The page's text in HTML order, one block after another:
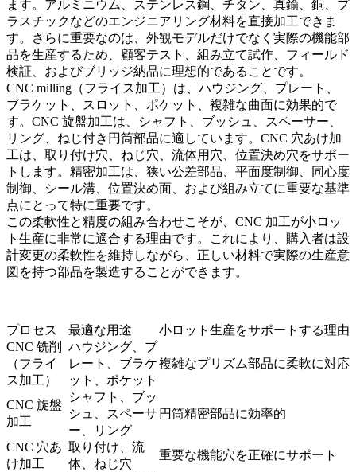
ます。アルミニウム、ステンレス鋼、チタン、真鍮、銅、プ
ラスチックなどのエンジニアリング材料を直接加工できま
す。さらに重要なのは、外観モデルだけでなく実際の機能部
品を生産するため、顧客テスト、組み立て試作、フィールド
検証、およびブリッジ納品に理想的であることです。
CNC milling（フライス加工） は、ハウジング、プレート、
ブラケット、スロット、ポケット、複雑な曲面に効果的で
す。 CNC 旋盤加工は、シャフト、ブッシュ、スペーサー、
リング、ねじ付き円筒部品に適しています。 CNC 穴あけ加
工は、取り付け穴、ねじ穴、流体用穴、位置決め穴をサポー
トします。 精密加工は、狭い公差部品、平面度制御、同心度
制御、シール溝、位置決め面、および組み立てに重要な基準
点にとって特に重要です。
この柔軟性と精度の組み合わせこそが、CNC 加工が小ロッ
ト生産に非常に適合する理由です。これにより、購入者は設
計変更の柔軟性を維持しながら、正しい材料で実際の生産意
図を持つ部品を製造することができます。
プロセス 最適な用途
小ロット生産をサポートする理由
CNC 铣削
（フライ
ス加工）
ハウジング、プ
レート、ブラケ
ット、ポケット
複雑なプリズム部品に柔軟に対応
CNC 旋盤
加工
シャフト、ブッ
シュ、スペーサ
ー、リング
円筒精密部品に効率的
CNC 穴あ
け加工
取り付け、流
体、ねじ穴
重要な機能穴を正確にサポート